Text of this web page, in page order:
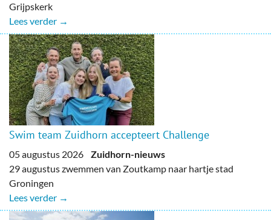
Grijpskerk
Lees verder →
Swim team Zuidhorn accepteert Challenge
05 augustus 2026 Zuidhorn-nieuws
29 augustus zwemmen van Zoutkamp naar hartje stad
Groningen
Lees verder →